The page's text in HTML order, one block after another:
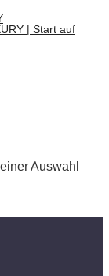
| Start auf
Auswahl